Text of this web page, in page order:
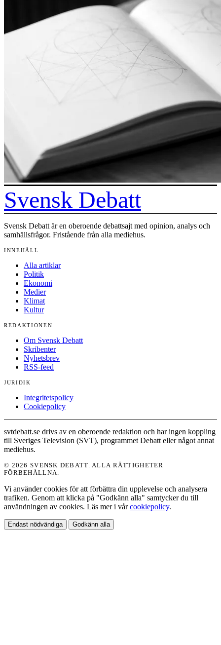
Svensk Debatt
Svensk Debatt är en oberoende debattsajt med opinion, analys och
samhällsfrågor. Fristående från alla mediehus.
INNEHÅLL
Alla artiklar
Politik
Ekonomi
Medier
Klimat
Kultur
REDAKTIONEN
Om Svensk Debatt
Skribenter
Nyhetsbrev
RSS-feed
JURIDIK
Integritetspolicy
Cookiepolicy
svtdebatt.se drivs av en oberoende redaktion och har ingen koppling
till Sveriges Television (SVT), programmet Debatt eller något annat
mediehus.
© 2026 SVENSK DEBATT. ALLA RÄTTIGHETER
FÖRBEHÅLLNA.
Vi använder cookies för att förbättra din upplevelse och analysera
trafiken. Genom att klicka på "Godkänn alla" samtycker du till
användningen av cookies. Läs mer i vårcookiepolicy.
Endast nödvändiga Godkänn alla